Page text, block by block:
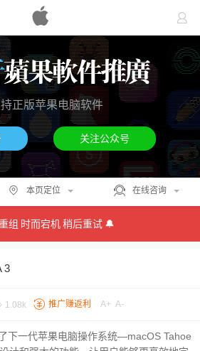
正版苹果电脑软件
关注公众号
本页定位 在线咨询
组 时而宕机 稍后重试 🔔
3
1.08k 推广赚返利 A+ A-
下一代苹果电脑操作系统—macOS Tahoe